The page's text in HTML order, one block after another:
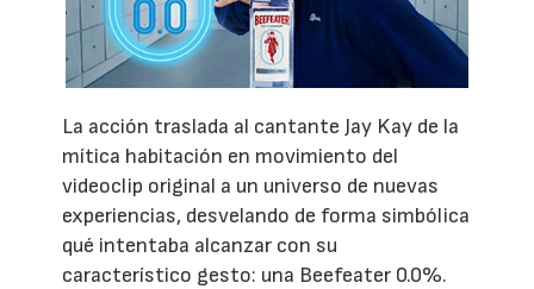
La acción traslada al cantante Jay Kay de la
mítica habitación en movimiento del
videoclip original a un universo de nuevas
experiencias, desvelando de forma simbólica
qué intentaba alcanzar con su
característico gesto: una Beefeater 0.0%.